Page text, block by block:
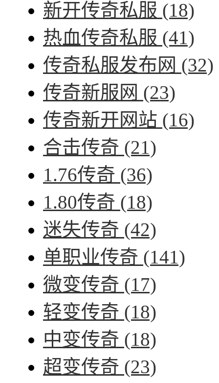
新开传奇私服 (18)
热血传奇私服 (41)
传奇私服发布网 (32)
传奇新服网 (23)
传奇新开网站 (16)
合击传奇 (21)
1.76传奇 (36)
1.80传奇 (18)
迷失传奇 (42)
单职业传奇 (141)
微变传奇 (17)
轻变传奇 (18)
中变传奇 (18)
超变传奇 (23)